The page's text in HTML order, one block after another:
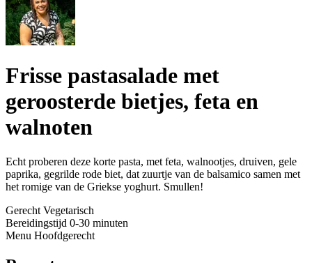
Frisse pastasalade met
geroosterde bietjes, feta en
walnoten
Echt proberen deze korte pasta, met feta, walnootjes, druiven, gele
paprika, gegrilde rode biet, dat zuurtje van de balsamico samen met
het romige van de Griekse yoghurt. Smullen!
Gerecht Vegetarisch
Bereidingstijd 0-30 minuten
Menu Hoofdgerecht